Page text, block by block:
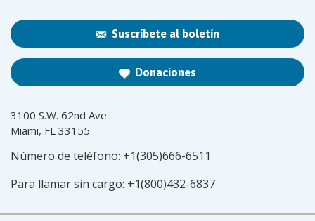
Suscríbete al boletín
Donaciones
3100 S.W. 62nd Ave
Miami, FL 33155
Número de teléfono: +1(305)666-6511
Para llamar sin cargo: +1(800)432-6837